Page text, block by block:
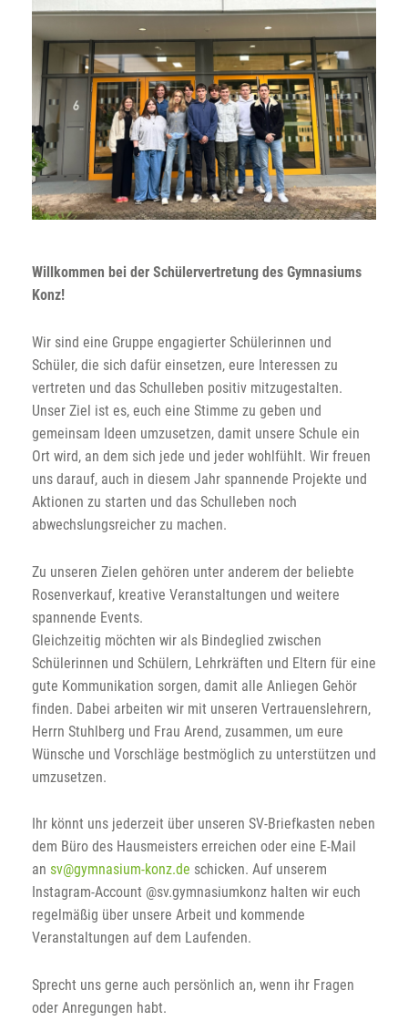
Willkommen bei der Schülervertretung des Gymnasiums
Konz!
Wir sind eine Gruppe engagierter Schülerinnen und
Schüler, die sich dafür einsetzen, eure Interessen zu
vertreten und das Schulleben positiv mitzugestalten.
Unser Ziel ist es, euch eine Stimme zu geben und
gemeinsam Ideen umzusetzen, damit unsere Schule ein
Ort wird, an dem sich jede und jeder wohlfühlt. Wir freuen
uns darauf, auch in diesem Jahr spannende Projekte und
Aktionen zu starten und das Schulleben noch
abwechslungsreicher zu machen.
Zu unseren Zielen gehören unter anderem der beliebte
Rosenverkauf, kreative Veranstaltungen und weitere
spannende Events.
Gleichzeitig möchten wir als Bindeglied zwischen
Schülerinnen und Schülern, Lehrkräften und Eltern für eine
gute Kommunikation sorgen, damit alle Anliegen Gehör
finden. Dabei arbeiten wir mit unseren Vertrauenslehrern,
Herrn Stuhlberg und Frau Arend, zusammen, um eure
Wünsche und Vorschläge bestmöglich zu unterstützen und
umzusetzen.
Ihr könnt uns jederzeit über unseren SV-Briefkasten neben
dem Büro des Hausmeisters erreichen oder eine E-Mail
an sv@gymnasium-konz.de schicken. Auf unserem
Instagram-Account @sv.gymnasiumkonz halten wir euch
regelmäßig über unsere Arbeit und kommende
Veranstaltungen auf dem Laufenden.
Sprecht uns gerne auch persönlich an, wenn ihr Fragen
oder Anregungen habt.